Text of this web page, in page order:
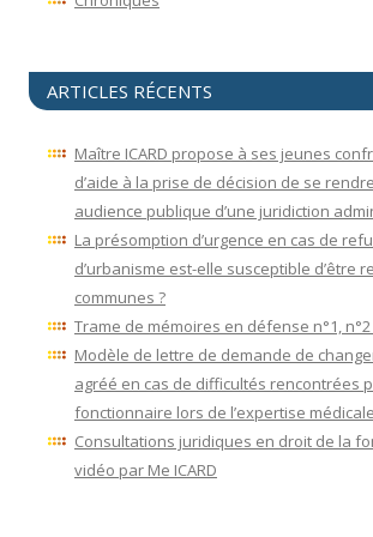
ARTICLES RÉCENTS
Maître ICARD propose à ses jeunes
d’aide à la prise de décision de se
audience publique d’une juridiction
La présomption d’urgence en cas de
d’urbanisme est-elle susceptible d’être
communes ?
Trame de mémoires en défense n°1, n°2
Modèle de lettre de demande de
agréé en cas de difficultés rencontrées
fonctionnaire lors de l’expertise médicale
Consultations juridiques en droit de la
vidéo par Me ICARD